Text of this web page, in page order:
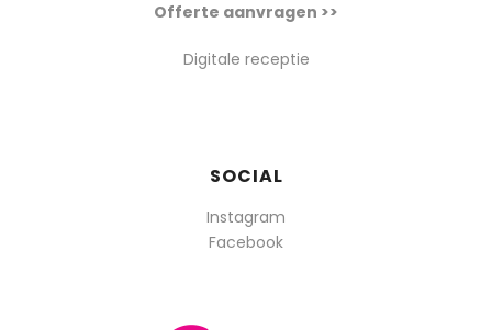
Offerte aanvragen >>
Digitale receptie
SOCIAL
Instagram
Facebook